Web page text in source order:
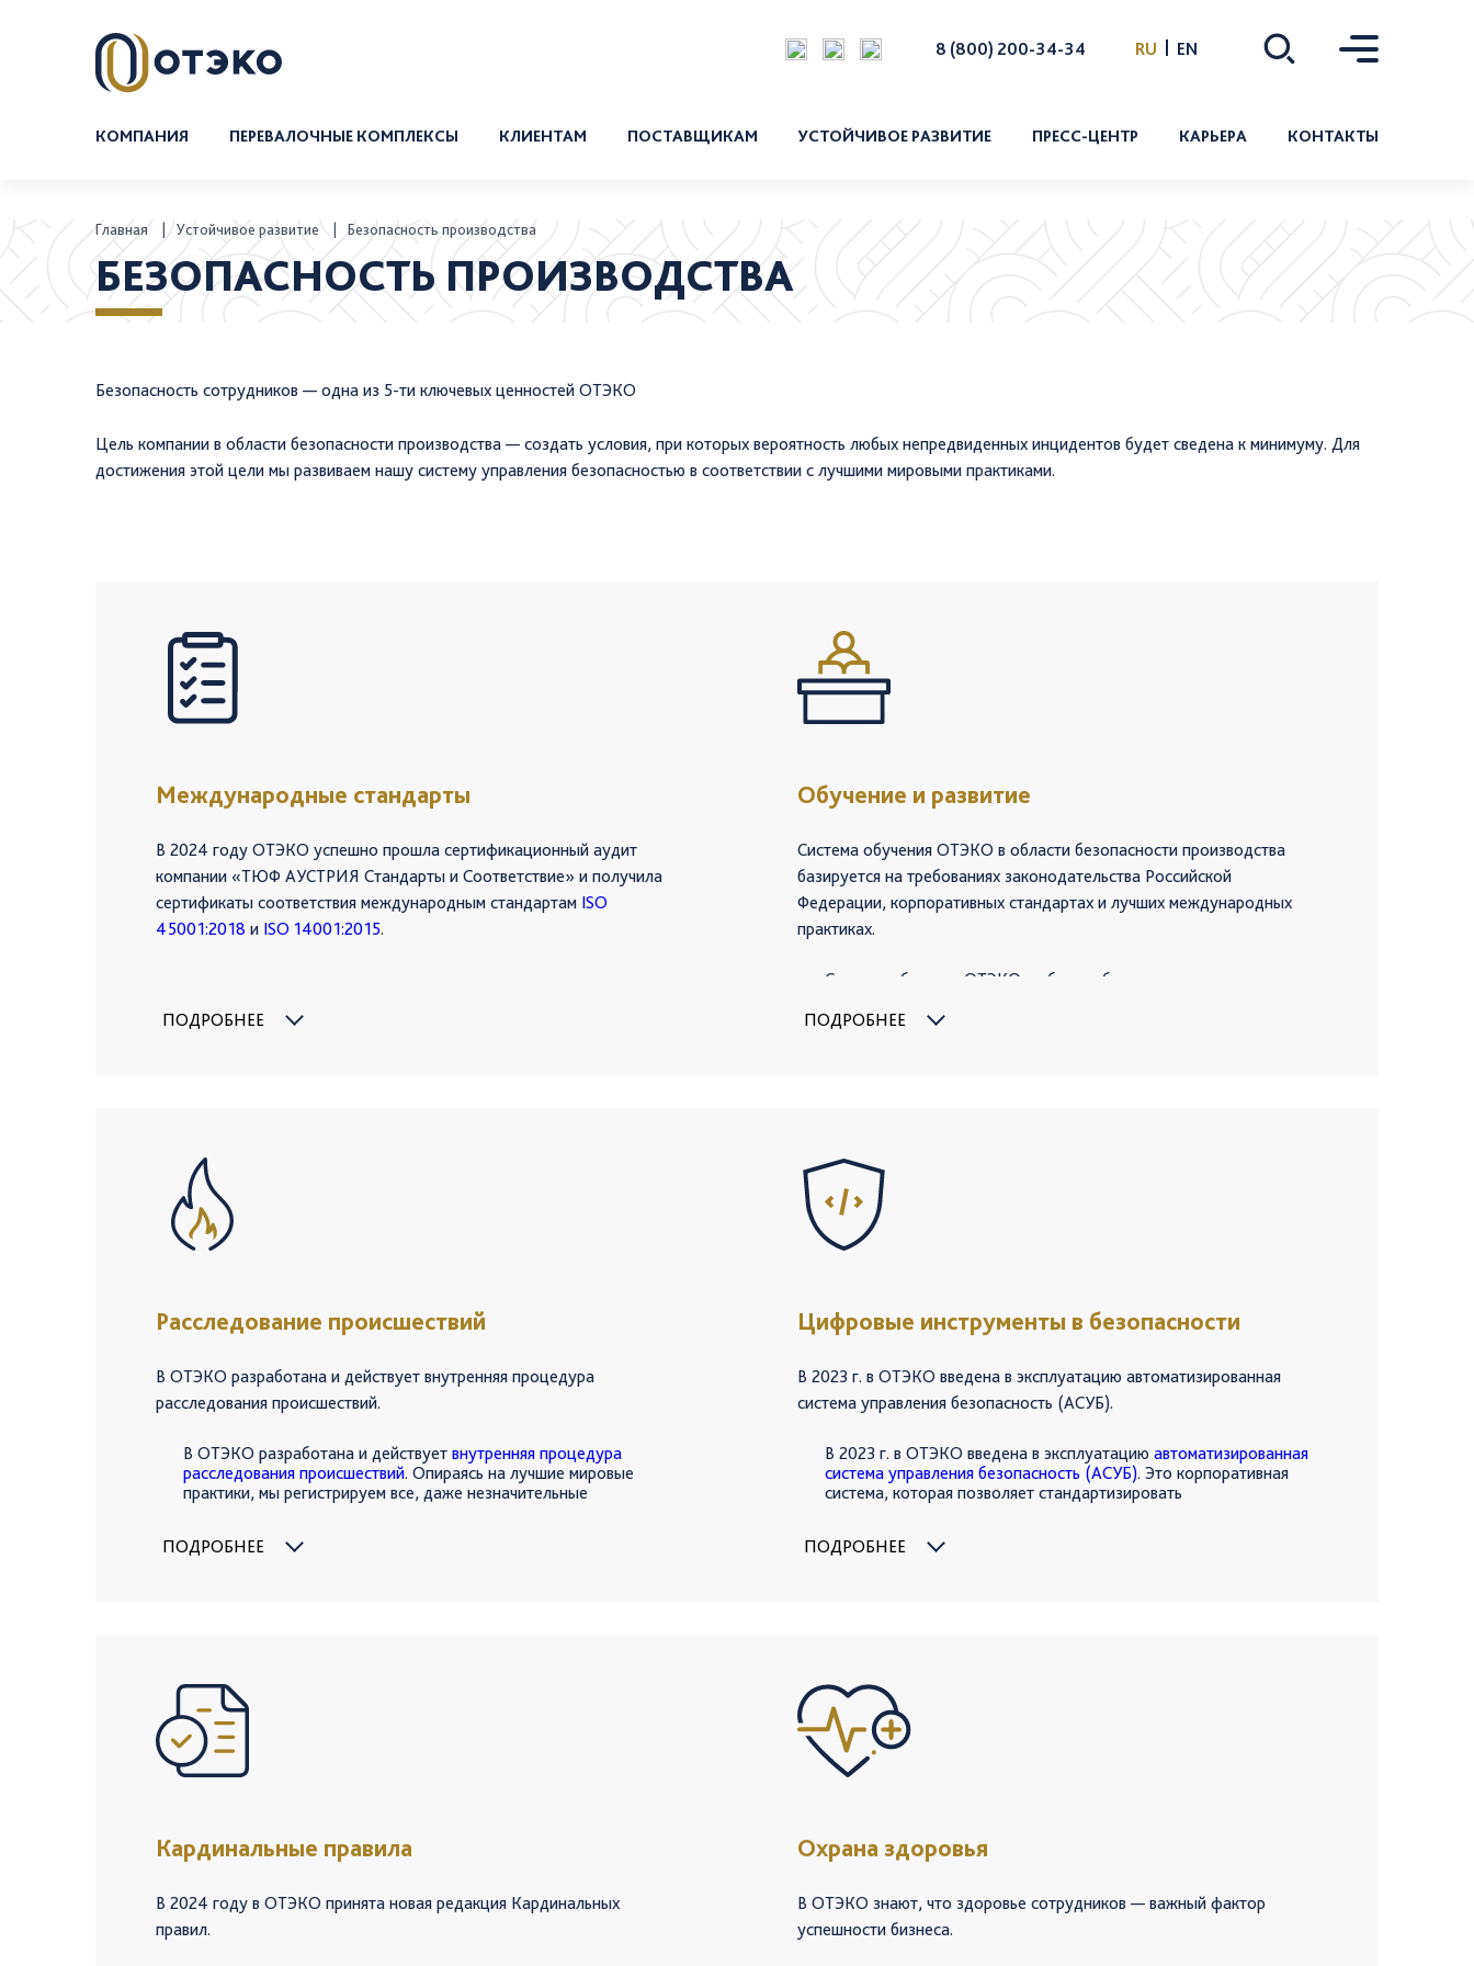
8 (800) 200-34-34 RU EN
КОМПАНИЯ ПЕРЕВАЛОЧНЫЕ КОМПЛЕКСЫ КЛИЕНТАМ ПОСТАВЩИКАМ УСТОЙЧИВОЕ РАЗВИТИЕ ПРЕСС-ЦЕНТР КАРЬЕРА КОНТАКТЫ
Главная Устойчивое развитие Безопасность производства
БЕЗОПАСНОСТЬ ПРОИЗВОДСТВА
Безопасность сотрудников — одна из 5-ти ключевых ценностей ОТЭКО
Цель компании в области безопасности производства — создать условия, при которых вероятность любых непредвиденных инцидентов будет сведена к минимуму. Для
достижения этой цели мы развиваем нашу систему управления безопасностью в соответствии с лучшими мировыми практиками.
Международные стандарты
В 2024 году ОТЭКО успешно прошла сертификационный аудит
компании «ТЮФ АУСТРИЯ Стандарты и Соответствие» и получила
сертификаты соответствия международным стандартам ISO
45001:2018 и ISO 14001:2015.
ПОДРОБНЕЕ
Расследование происшествий
В ОТЭКО разработана и действует внутренняя процедура
расследования происшествий.
В ОТЭКО разработана и действует внутренняя процедура
расследования происшествий. Опираясь на лучшие мировые
практики, мы регистрируем все, даже незначительные
и разработать системные мероприятия, для того чтобы
ПОДРОБНЕЕ
Кардинальные правила
В 2024 году в ОТЭКО принята новая редакция Кардинальных
правил.
Обучение и развитие
Система обучения ОТЭКО в области безопасности производства
базируется на требованиях законодательства Российской
Федерации, корпоративных стандартах и лучших международных
практиках.
Система обучения ОТЭКО в области безопасности производства
Федерации, корпоративных стандартах и лучших
– «Аудиты безопасности»;
– «Защитное вождение»;
– «Оказание первой помощи».
В периметр корпоративных образовательных программ включены
не только сотрудники компании, но и работники подрядных
организаций.
ПОДРОБНЕЕ
Цифровые инструменты в безопасности
В 2023 г. в ОТЭКО введена в эксплуатацию автоматизированная
система управления безопасность (АСУБ).
В 2023 г. в ОТЭКО введена в эксплуатацию автоматизированная
система управления безопасность (АСУБ). Это корпоративная
система, которая позволяет стандартизировать
– учет и внутреннее расследование происшествий;
системами, модули АСУБ обеспечивают полномасштабный охват
процессов и кратно повышают эффективность системы
обеспечения безопасности производства.
ПОДРОБНЕЕ
Охрана здоровья
В ОТЭКО знают, что здоровье сотрудников — важный фактор
успешности бизнеса.